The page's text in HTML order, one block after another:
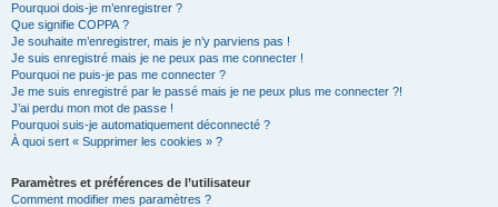
Pourquoi dois-je m’enregistrer ?
Que signifie COPPA ?
Je souhaite m’enregistrer, mais je n’y parviens pas !
Je suis enregistré mais je ne peux pas me connecter !
Pourquoi ne puis-je pas me connecter ?
Je me suis enregistré par le passé mais je ne peux plus me connecter ?!
J’ai perdu mon mot de passe !
Pourquoi suis-je automatiquement déconnecté ?
À quoi sert « Supprimer les cookies » ?
Paramètres et préférences de l’utilisateur
Comment modifier mes paramètres ?